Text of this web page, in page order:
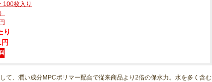
100枚入り
り
て、潤い成分MPCポリマー配合で従来商品より2倍の保水力。水を多く含む